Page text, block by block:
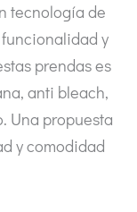
tecnología de
y
prendas es
anti bleach,
Una propuesta
y comodidad